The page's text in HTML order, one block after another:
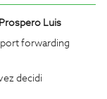
Luis
port forwarding
decidi